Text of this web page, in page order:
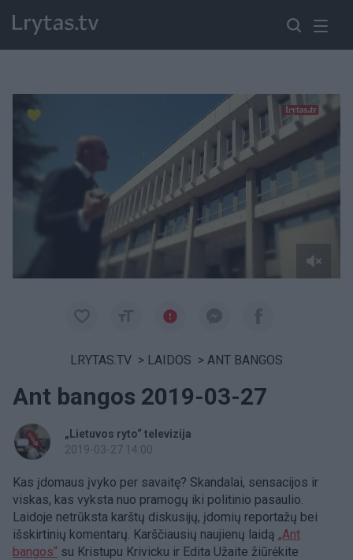
LRYTAS.TV > LAIDOS > ANT BANGOS
Ant bangos 2019-03-27
„Lietuvos ryto“ televizija
2019-03-27 14:00
Kas įdomaus įvyko per savaitę? Skandalai, sensacijos ir
viskas, kas vyksta nuo pramogų iki politinio pasaulio.
Laidoje netrūksta karštų diskusijų, įdomių reportažų bei
išskirtinių komentarų. Karščiausių naujienų laidą „Ant
bangos“ su Kristupu Krivicku ir Edita Užaite žiūrėkite